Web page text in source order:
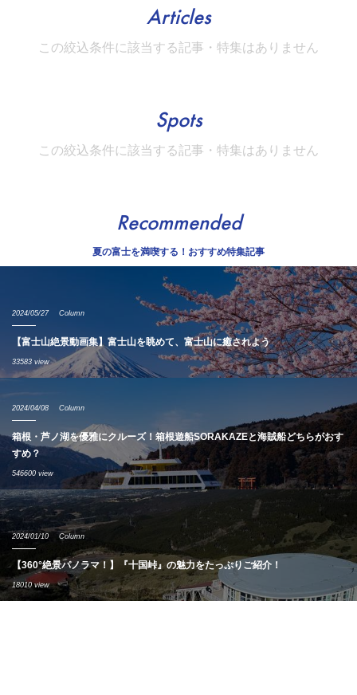
Articles
この絞込条件に該当する記事・特集はありません
Spots
この絞込条件に該当する記事・特集はありません
Recommended
夏の富士を満喫する！おすすめ特集記事
2024/05/27 Column
【富士山絶景動画集】富士山を眺めて、富士山に癒されよう
33583 view
2024/04/08 Column
箱根・芦ノ湖を優雅にクルーズ！箱根遊船SORAKAZEと海賊船どちらがおす
すめ？
546600 view
2024/01/10 Column
【360°絶景パノラマ！】『十国峠』の魅力をたっぷりご紹介！
18010 view